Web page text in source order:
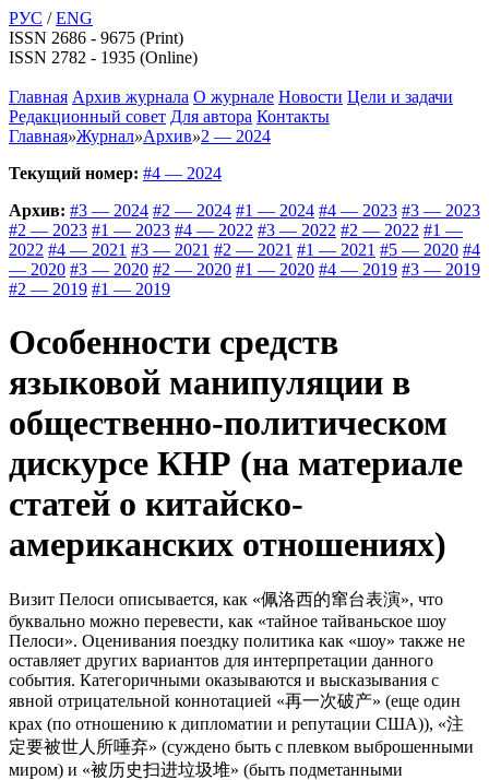
РУС /ENG
ISSN 2686 - 9675 (Print)
ISSN 2782 - 1935 (Online)
Главная Архив журнала О журнале Новости Цели и задачи
Редакционный совет Для автора Контакты
Главная»Журнал»Архив»2 — 2024
Текущий номер: #4 — 2024
Архив: #3 — 2024 #2 — 2024 #1 — 2024 #4 — 2023 #3 — 2023
#2 — 2023 #1 — 2023 #4 — 2022 #3 — 2022 #2 — 2022 #1 —
2022 #4 — 2021 #3 — 2021 #2 — 2021 #1 — 2021 #5 — 2020 #4
— 2020 #3 — 2020 #2 — 2020 #1 — 2020 #4 — 2019 #3 — 2019
#2 — 2019 #1 — 2019
Особенности средств
языковой манипуляции в
общественно-политическом
дискурсе КНР (на материале
статей о китайско-
американских отношениях)
Визит Пелоси описывается, как «佩洛西的窜台表演», что
буквально можно перевести, как «тайное тайваньское шоу
Пелоси». Оценивания поездку политика как «шоу» также не
оставляет других вариантов для интерпретации данного
события. Категоричными оказываются и высказывания с
явной отрицательной коннотацией «再一次破产» (еще один
крах (по отношению к дипломатии и репутации США)), «注
定要被世人所唾弃» (суждено быть с плевком выброшенными
миром) и «被历史扫进垃圾堆» (быть подметанными